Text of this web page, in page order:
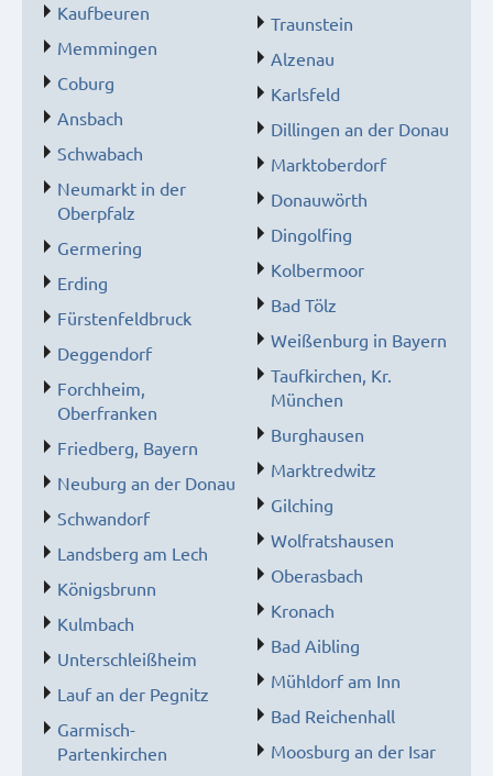
Kaufbeuren
Memmingen
Coburg
Ansbach
Schwabach
Neumarkt in der
Oberpfalz
Germering
Erding
Fürstenfeldbruck
Deggendorf
Forchheim,
Oberfranken
Friedberg, Bayern
Neuburg an der Donau
Schwandorf
Landsberg am Lech
Königsbrunn
Kulmbach
Unterschleißheim
Lauf an der Pegnitz
Garmisch-
Partenkirchen
Traunstein
Alzenau
Karlsfeld
Dillingen an der Donau
Marktoberdorf
Donauwörth
Dingolfing
Kolbermoor
Bad Tölz
Weißenburg in Bayern
Taufkirchen, Kr.
München
Burghausen
Marktredwitz
Gilching
Wolfratshausen
Oberasbach
Kronach
Bad Aibling
Mühldorf am Inn
Bad Reichenhall
Moosburg an der Isar